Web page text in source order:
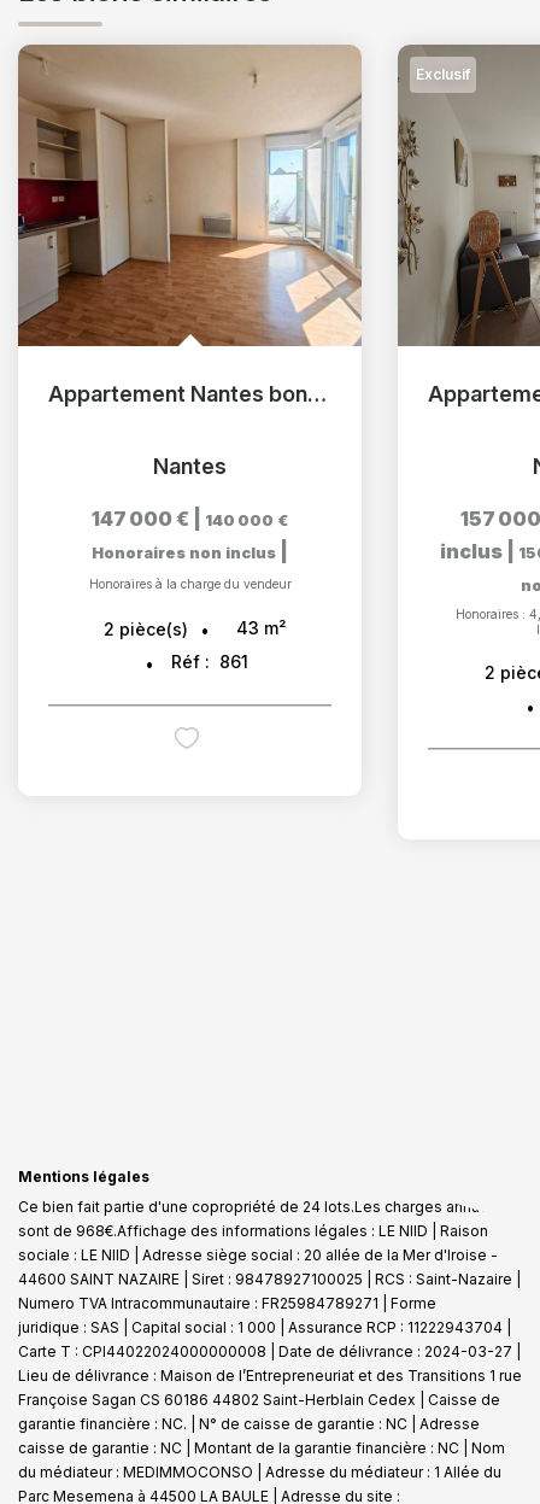
Appartement Nantes bonne garde 2 pièce(s)
Nantes
147 000 €
140 000 €
Honoraires non inclus
Honoraires à la charge du vendeur
2 pièce(s) 43 m²
Réf : 861
Exclusif
157
inclus
Honoraires :
2
Mentions légales
Ce bien fait partie d'une copropriété de 24 lots.Les charges annuelles
sont de 968€.Affichage des informations légales : LE NIID | Raison
sociale : LE NIID | Adresse siège social : 20 allée de la Mer d'Iroise -
44600 SAINT NAZAIRE | Siret : 98478927100025 | RCS : Saint-Nazaire |
Numero TVA Intracommunautaire : FR25984789271 | Forme
juridique : SAS | Capital social : 1 000 | Assurance RCP : 11222943704 |
Carte T : CPI44022024000000008 | Date de délivrance : 2024-03-27 |
Lieu de délivrance : Maison de l’Entrepreneuriat et des Transitions 1 rue
Françoise Sagan CS 60186 44802 Saint-Herblain Cedex | Caisse de
garantie financière : NC. | N° de caisse de garantie : NC | Adresse
caisse de garantie : NC | Montant de la garantie financière : NC | Nom
du médiateur : MEDIMMOCONSO | Adresse du médiateur : 1 Allée du
Parc Mesemena à 44500 LA BAULE | Adresse du site :